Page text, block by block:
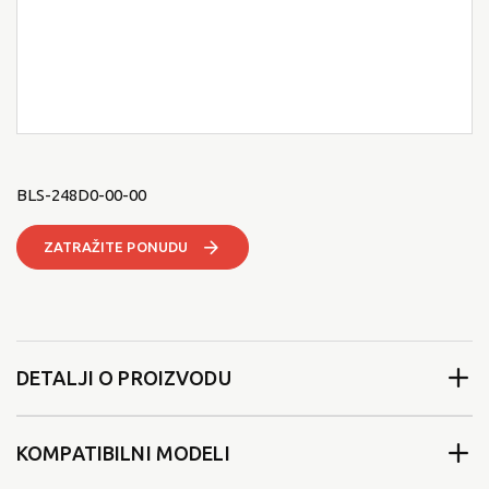
BLS-248D0-00-00
ZATRAŽITE PONUDU
DETALJI O PROIZVODU
KOMPATIBILNI MODELI